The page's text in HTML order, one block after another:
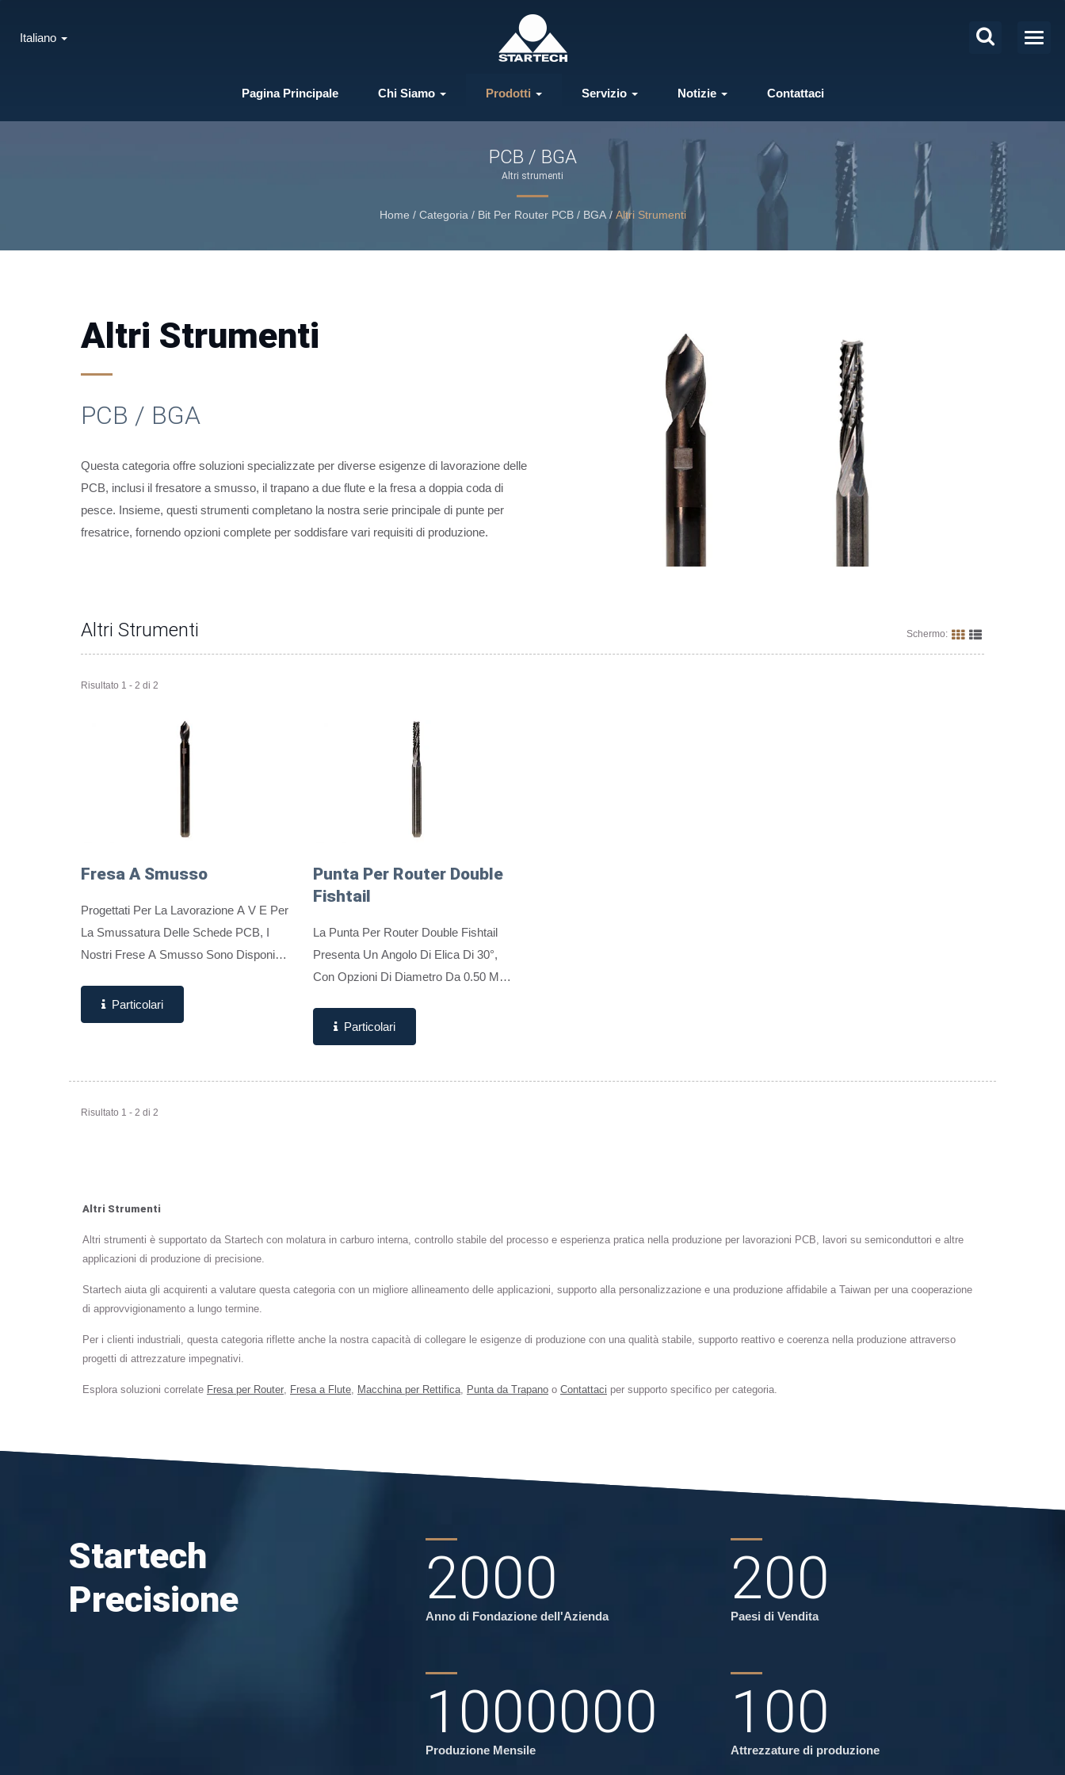
Pagina Principale Chi Siamo Prodotti Servizio Notizie Contattaci
Italiano
PCB / BGA
Altri strumenti
Home / Categoria / Bit Per Router PCB / BGA / Altri Strumenti
Altri Strumenti
PCB / BGA
Questa categoria offre soluzioni specializzate per diverse esigenze di lavorazione delle
PCB, inclusi il fresatore a smusso, il trapano a due flute e la fresa a doppia coda di
pesce. Insieme, questi strumenti completano la nostra serie principale di punte per
fresatrice, fornendo opzioni complete per soddisfare vari requisiti di produzione.
Altri Strumenti Schermo:
Risultato 1 - 2 di 2
Fresa A Smusso
Progettati Per La Lavorazione A V E Per
La Smussatura Delle Schede PCB, I
Nostri Frese A Smusso Sono Disponibili
Diverse Esigenze Di Finitura Dei Bordi.
Garantiscano...
Particolari
Punta Per Router Double
Fishtail
La Punta Per Router Double Fishtail
Presenta Un Angolo Di Elica Di 30°,
Con Opzioni Di Diametro Da 0.50 Mm A
Su Materiali PCB Sia Duri Che Morbidi,
Specialmente Schede...
Particolari
Risultato 1 - 2 di 2
Altri Strumenti
Altri strumenti è supportato da Startech con molatura in carburo interna, controllo stabile del processo e esperienza pratica nella produzione per lavorazioni PCB, lavori su semiconduttori e altre
applicazioni di produzione di precisione.
Startech aiuta gli acquirenti a valutare questa categoria con un migliore allineamento delle applicazioni, supporto alla personalizzazione e una produzione affidabile a Taiwan per una cooperazione
di approvvigionamento a lungo termine.
Per i clienti industriali, questa categoria riflette anche la nostra capacità di collegare le esigenze di produzione con una qualità stabile, supporto reattivo e coerenza nella produzione attraverso
progetti di attrezzature impegnativi.
Esplora soluzioni correlate Fresa per Router, Fresa a Flute, Macchina per Rettifica, Punta da Trapano o Contattaci per supporto specifico per categoria.
Startech
Precisione
2000
Anno di Fondazione dell'Azienda
200
Paesi di Vendita
1000000
Produzione Mensile
100
Attrezzature di produzione